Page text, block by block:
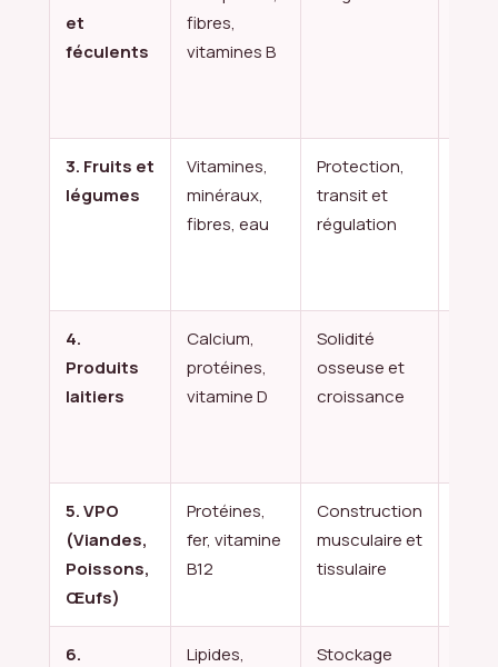
et
féculents
fibres,
vitamines B
3. Fruits et
légumes
Vitamines,
minéraux,
fibres, eau
Protection,
transit et
régulation
4.
Produits
laitiers
Calcium,
protéines,
vitamine D
Solidité
osseuse et
croissance
5. VPO
(Viandes,
Poissons,
Œufs)
Protéines,
fer, vitamine
B12
Construction
musculaire et
tissulaire
6.
Lipides,
Stockage